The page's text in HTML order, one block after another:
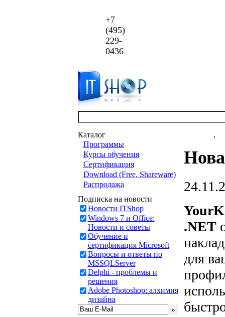
+7
(495)
229-
0436
Каталог
Программы
Курсы обучения
Сертификация
Download (Free, Shareware)
Распродажа
Подписка на новости
Новости ITShop
Windows 7 и Office:
Новости и советы
Обучение и
сертификация Microsoft
Вопросы и ответы по
MSSQLServer
Delphi - проблемы и
решения
Adobe Photoshop: алхимия
дизайна
,
.NET
для